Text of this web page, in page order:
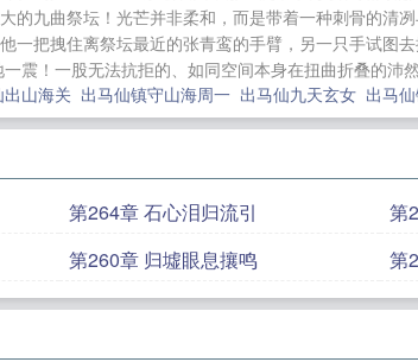
火苟延残喘的残魂。而自己背上的锁龙印
人形镇龙桩」。---###****-**九幽遗族**：
的渤海巫祝后裔，用活人脑髓点燃犀 出马仙九幽山海卷审神者她来自三次元
芙悔婚当日清冷权臣求我别始乱终弃 冬
爷！你的小野猫正在满世界掉马
宁芙宗肆
爱[快穿] 恋欲公寓 我倒卖凶宅的日常
美
九曲祭坛！光芒并非柔和，而是带着一种刺骨的清
一把拽住离祭坛最近的张青鸾的手臂，另一只手试图
震！一股无法抗拒的、如同空间本身在扭曲折叠的
出山海关 出马仙镇守山海周一 出马仙九天玄女 出马
第264章 石心泪归流引
第
第260章 归墟眼息攘鸣 第